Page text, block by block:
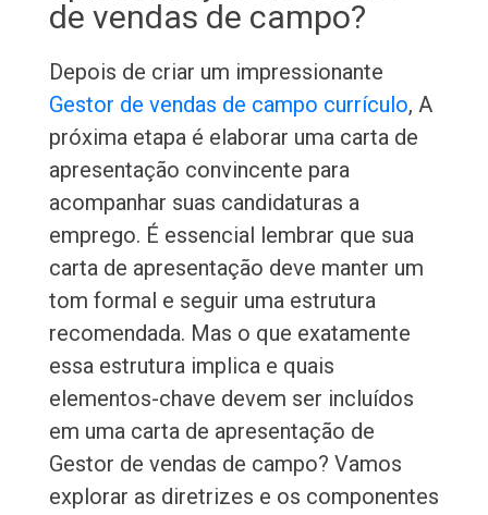
de vendas de campo?
Depois de criar um impressionante
Gestor de vendas de campo currículo, A
próxima etapa é elaborar uma carta de
apresentação convincente para
acompanhar suas candidaturas a
emprego. É essencial lembrar que sua
carta de apresentação deve manter um
tom formal e seguir uma estrutura
recomendada. Mas o que exatamente
essa estrutura implica e quais
elementos-chave devem ser incluídos
em uma carta de apresentação de
Gestor de vendas de campo? Vamos
explorar as diretrizes e os componentes